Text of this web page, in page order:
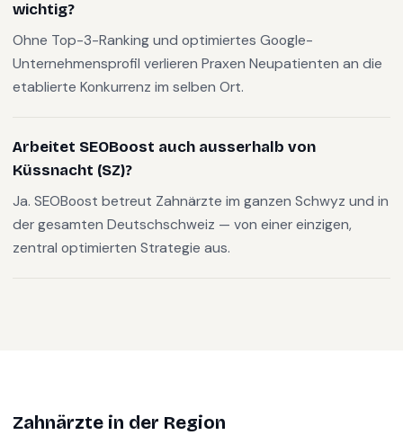
wichtig?
Ohne Top-3-Ranking und optimiertes Google-
Unternehmensprofil verlieren Praxen Neupatienten an die
etablierte Konkurrenz im selben Ort.
Arbeitet SEOBoost auch ausserhalb von
Küssnacht (SZ)?
Ja. SEOBoost betreut Zahnärzte im ganzen Schwyz und in
der gesamten Deutschschweiz — von einer einzigen,
zentral optimierten Strategie aus.
Zahnärzte in der Region